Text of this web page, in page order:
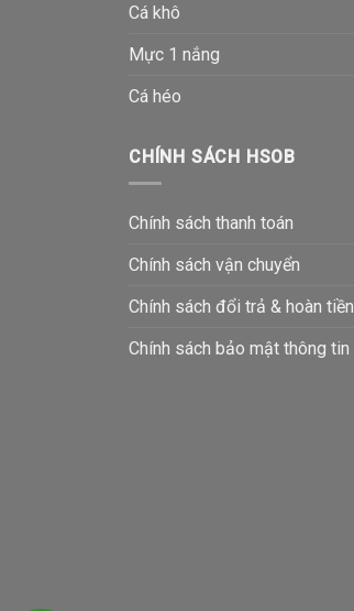
Cá khô
Mực 1 nắng
Cá héo
CHÍNH SÁCH HSOB
Chính sách thanh toán
Chính sách vận chuyển
Chính sách đổi trả & hoàn tiền
Chính sách bảo mật thông tin